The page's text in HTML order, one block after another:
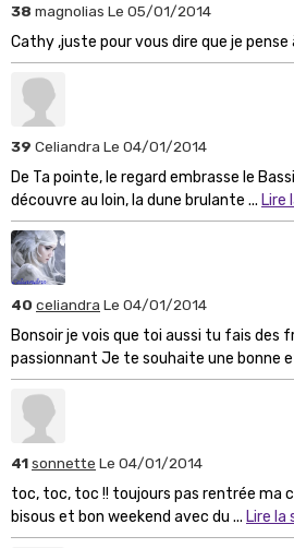
38 magnolias Le 05/01/2014
Cathy ,juste pour vous dire que je pense
39 Celiandra Le 04/01/2014
De Ta pointe, le regard embrasse le
découvre au loin, la dune brulante ... Lire
40 celiandra Le 04/01/2014
Bonsoir je vois que toi aussi tu fais des
passionnant Je te souhaite une bonne
41sonnette Le 04/01/2014
toc, toc, toc !! toujours pas rentrée ma
bisous et bon weekend avec du ... Lire la